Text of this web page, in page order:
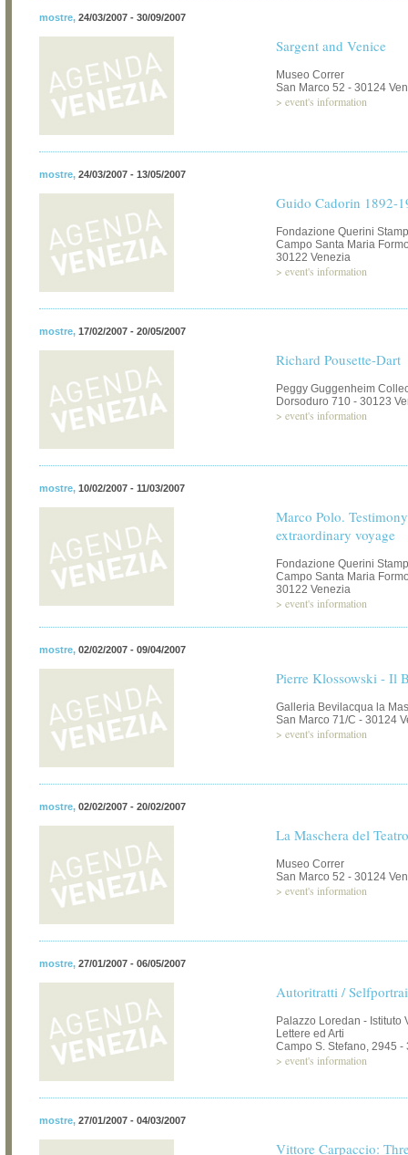
mostre, 24/03/2007 - 30/09/2007
Sargent and Venice
Museo Correr
San Marco 52 - 30124
> event's information
mostre, 24/03/2007 - 13/05/2007
Guido Cadorin 1892-
Fondazione Querini
Campo Santa Maria
30122 Venezia
> event's information
mostre, 17/02/2007 - 20/05/2007
Richard Pousette-Dart
Peggy Guggenheim
Dorsoduro 710 - 30123
> event's information
mostre, 10/02/2007 - 11/03/2007
Marco Polo.
extraordinary voyage
Fondazione Querini
Campo Santa Maria
30122 Venezia
> event's information
mostre, 02/02/2007 - 09/04/2007
Pierre Klossowski - Il
Galleria Bevilacqua la
San Marco 71/C - 30124
> event's information
mostre, 02/02/2007 - 20/02/2007
La Maschera del Teatro
Museo Correr
San Marco 52 - 30124
> event's information
mostre, 27/01/2007 - 06/05/2007
Autoritratti /
Palazzo Loredan - Istituto
Lettere ed Arti
Campo S. Stefano, 2945 -
> event's information
mostre, 27/01/2007 - 04/03/2007
Vittore Carpaccio: